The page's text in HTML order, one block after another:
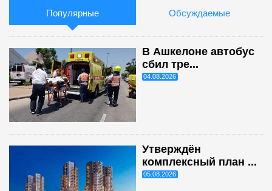
Популярные Обсуждаемые
В Ашкелоне автобус
сбил тре...
04.08.2026
Утверждён
комплексный план ...
05.08.2026